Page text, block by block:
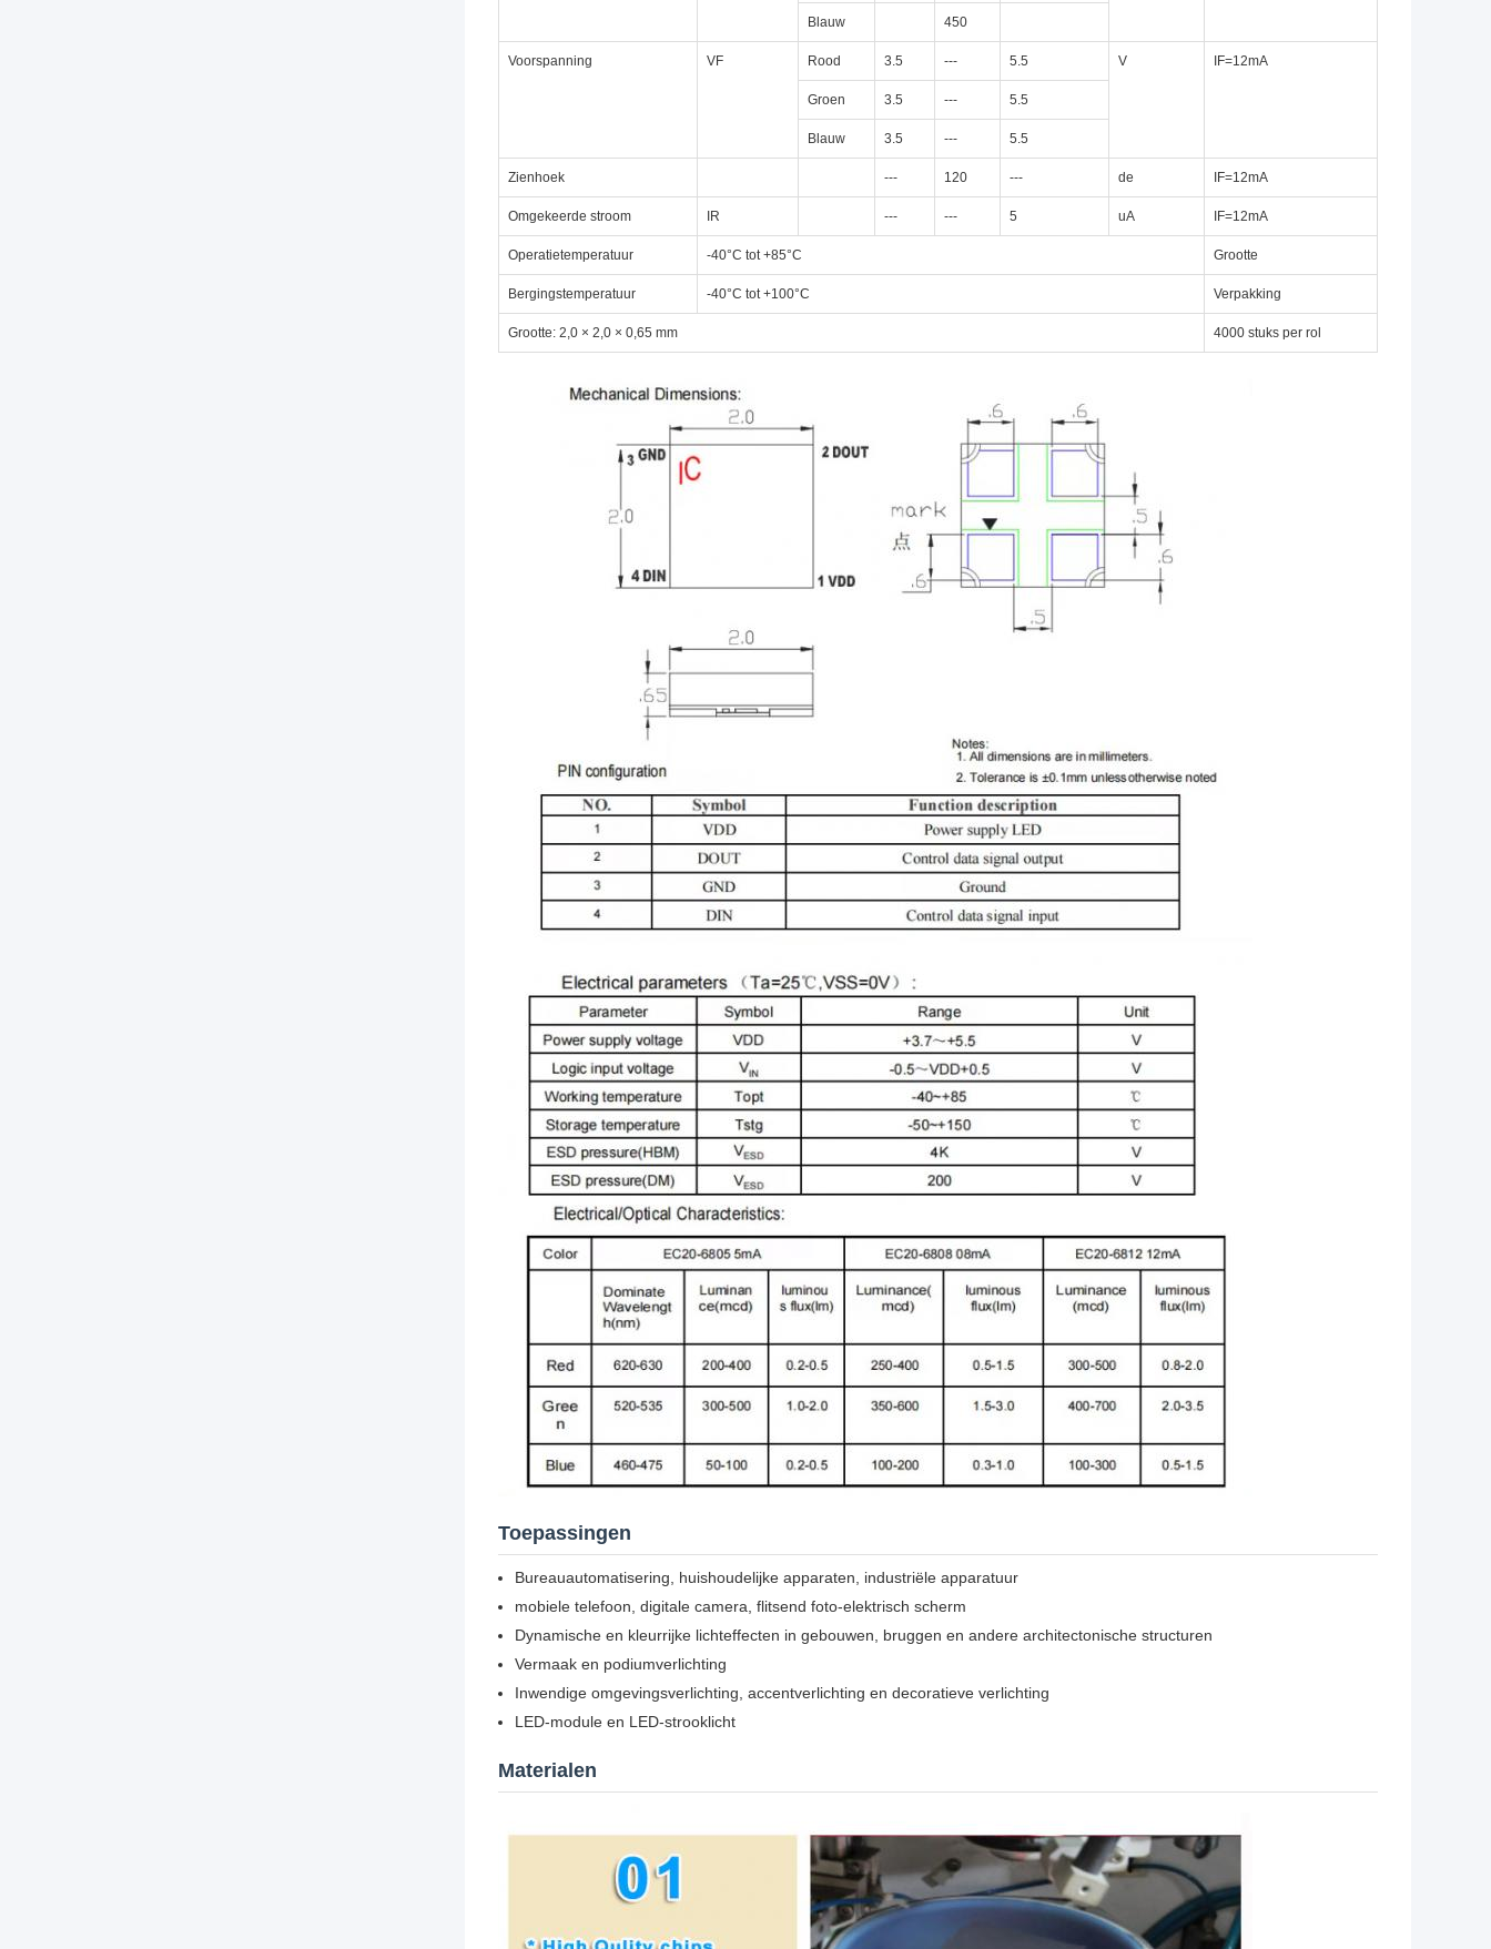
Blauw 450
Voorspanning VF Rood 3.5 --- 5.5 V IF=12mA
Groen 3.5 --- 5.5
Blauw 3.5 --- 5.5
Zienhoek --- 120 --- de IF=12mA
Omgekeerde stroom IR --- --- 5 uA IF=12mA
Operatietemperatuur -40°C tot +85°C Grootte
Bergingstemperatuur -40°C tot +100°C Verpakking
Grootte: 2,0 × 2,0 × 0,65 mm 4000 stuks per rol
Toepassingen
Bureauautomatisering, huishoudelijke apparaten, industriële apparatuur
mobiele telefoon, digitale camera, flitsend foto-elektrisch scherm
Dynamische en kleurrijke lichteffecten in gebouwen, bruggen en andere architectonische structuren
Vermaak en podiumverlichting
Inwendige omgevingsverlichting, accentverlichting en decoratieve verlichting
LED-module en LED-strooklicht
Materialen